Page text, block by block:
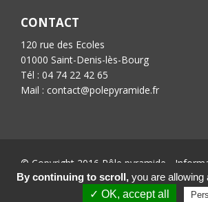
CONTACT
120 rue des Ecoles
01000 Saint-Denis-lès-Bourg
Tél : 04 74 22 42 65
Mail : contact@polepyramide.fr
© Copyright 2016 Pôle pyramide -
Conception :Ab’6net
By continuing to scroll, you are allowing
✓ OK, accept all